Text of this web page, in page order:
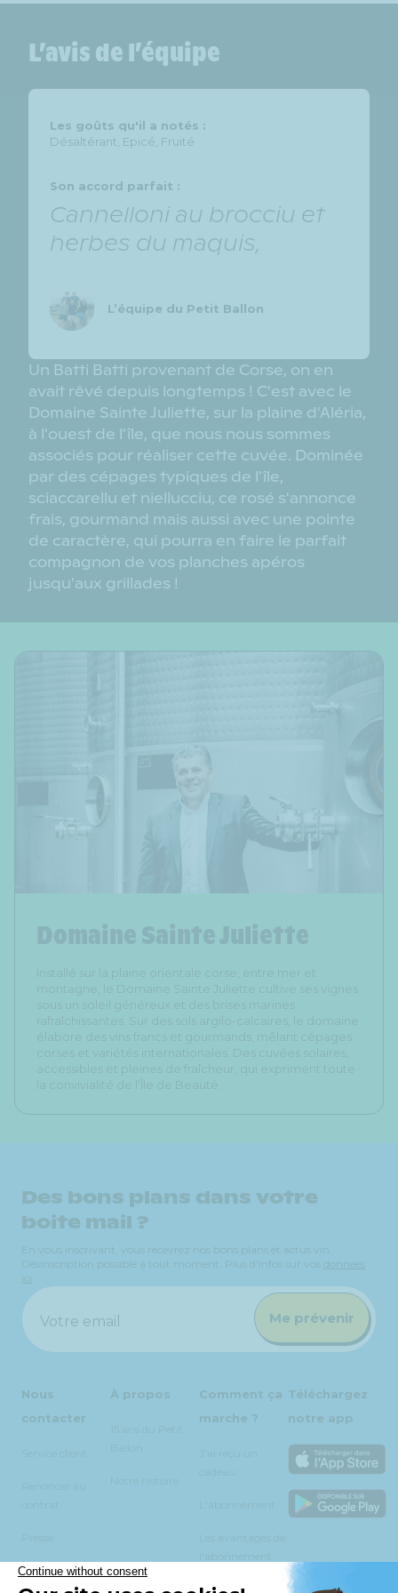
L’avis de l’équipe
Les goûts qu'il a notés :
Désaltérant, Epicé, Fruité
Son accord parfait :
Cannelloni au brocciu et
herbes du maquis,
L’équipe du Petit Ballon
Un Batti Batti provenant de Corse, on en
avait rêvé depuis longtemps ! C'est avec le
Domaine Sainte Juliette, sur la plaine d'Aléria,
à l'ouest de l'île, que nous nous sommes
associés pour réaliser cette cuvée. Dominée
par des cépages typiques de l'île,
sciaccarellu et niellucciu, ce rosé s'annonce
frais, gourmand mais aussi avec une pointe
de caractère, qui pourra en faire le parfait
compagnon de vos planches apéros
jusqu'aux grillades !
Domaine Sainte Juliette
Installé sur la plaine orientale corse, entre mer et
montagne, le Domaine Sainte Juliette cultive ses vignes
sous un soleil généreux et des brises marines
rafraîchissantes. Sur des sols argilo-calcaires, le domaine
élabore des vins francs et gourmands, mêlant cépages
corses et variétés internationales. Des cuvées solaires,
accessibles et pleines de fraîcheur, qui expriment toute
la convivialité de l’Île de Beauté.
Des bons plans dans votre
boite mail ?
En vous inscrivant, vous recevrez nos bons plans et actus vin.
Désinscription possible à tout moment. Plus d'infos sur vos données
ici
Votre email Me prévenir
Nous
contacter
Service client
Renoncer au
contrat
Presse
À propos
15 ans du Petit
Ballon
Notre histoire
Comment ça
marche ?
J'ai reçu un
cadeau
L'abonnement
Les avantages de
l'abonnement
Téléchargez
notre app